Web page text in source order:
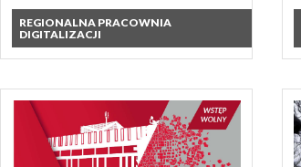
REGIONALNA PRACOWNIA
DIGITALIZACJI